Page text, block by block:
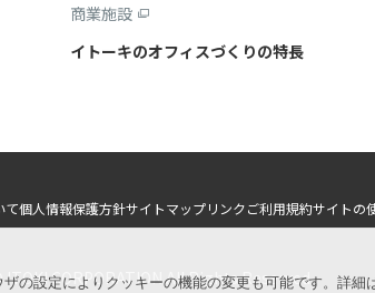
商業施設
イトーキのオフィスづくりの特長
て個人情報保護方針サイトマップリンクご利用規約サイトの
ITOKI CORPORATION All Rights Reserved.
の設定によりクッキーの機能の変更も可能です。詳細